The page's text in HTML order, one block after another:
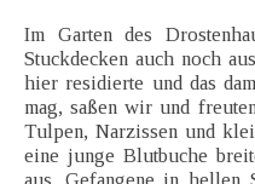
Im Garten des
Stuckdecken auch noch
hier residierte und das
mag, saßen wir und
Tulpen, Narzissen und
eine junge Blutbuche